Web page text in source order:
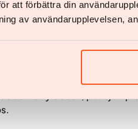
att förbättra din
av användarupplevelsen,
es el factor que más
en lo que comes y
Por ejemplo, elegir
energética sin saciar y
dulces y los snacks. A
comen y beben, por